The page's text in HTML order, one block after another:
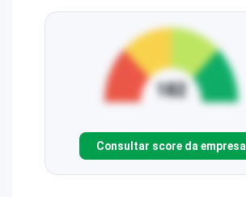
Consultar score da empresa